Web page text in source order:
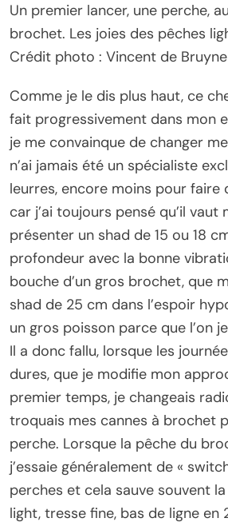
Un premier lancer, une perche,
brochet. Les joies des pêches
Crédit photo : Vincent de Bruyne
Comme je le dis plus haut, ce
fait progressivement dans mon
je me convainque de changer
n’ai jamais été un spécialiste
leurres, encore moins pour faire
car j’ai toujours pensé qu’il vaut
présenter un shad de 15 ou 18
profondeur avec la bonne
bouche d’un gros brochet, que
shad de 25 cm dans l’espoir
un gros poisson parce que l’on
Il a donc fallu, lorsque les
dures, que je modifie mon
premier temps, je changeais
troquais mes cannes à brochet
perche. Lorsque la pêche du
j’essaie généralement de «
perches et cela sauve souvent
light, tresse fine, bas de ligne